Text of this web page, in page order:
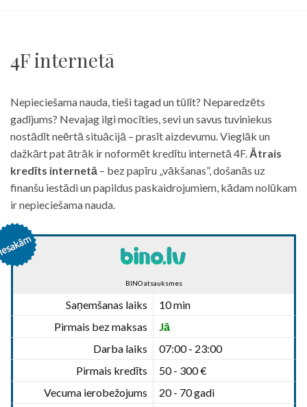
4F internetā
Nepieciešama nauda, tieši tagad un tūlīt? Neparedzēts
gadījums? Nevajag ilgi mocīties, sevi un savus tuviniekus
nostādīt neērtā situācijā – prasīt aizdevumu. Vieglāk un
dažkārt pat ātrāk ir noformēt kredītu internetā 4F. Ātrais
kredīts internetā – bez papīru „vākšanas”, došanās uz
finanšu iestādi un papildus paskaidrojumiem, kādam nolūkam
ir nepieciešama nauda.
BINO atsauksmes
Saņemšanas laiks
10 min
Pirmais bez maksas
Jā
Darba laiks
07:00 - 23:00
Pirmais kredīts
50 - 300 €
Vecuma ierobežojums
20 - 70 gadi